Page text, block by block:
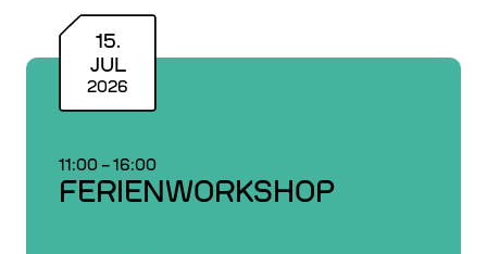
15.
JUL
2026
11:00 –16:00
FERIENWORKSHOP